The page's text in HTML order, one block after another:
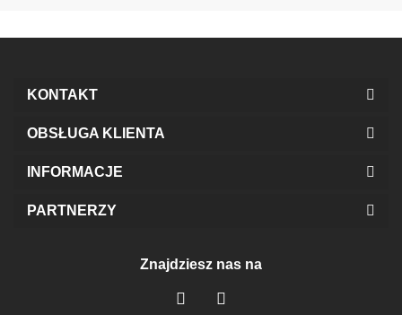
KONTAKT
OBSŁUGA KLIENTA
INFORMACJE
PARTNERZY
Znajdziesz nas na